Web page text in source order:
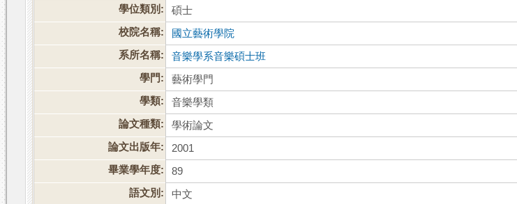
學位類別:
碩士
校院名稱:
國立藝術學院
系所名稱:
音樂學系音樂碩士班
學門:
藝術學門
學類:
音樂學類
論文種類:
學術論文
論文出版年:
2001
畢業學年度:
89
語文別:
中文